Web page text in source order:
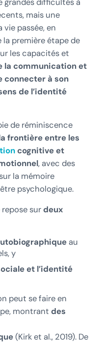
mais une
passée, en
première étape de
les capacités et
la communication et
connecter à son
de l’identité
de réminiscence
frontière entre les
cognitive et
, avec des
la mémoire
psychologique.
sur deux
au
y
et l’identité
peut se faire en
montrant des
(Kirk et al., 2019). De